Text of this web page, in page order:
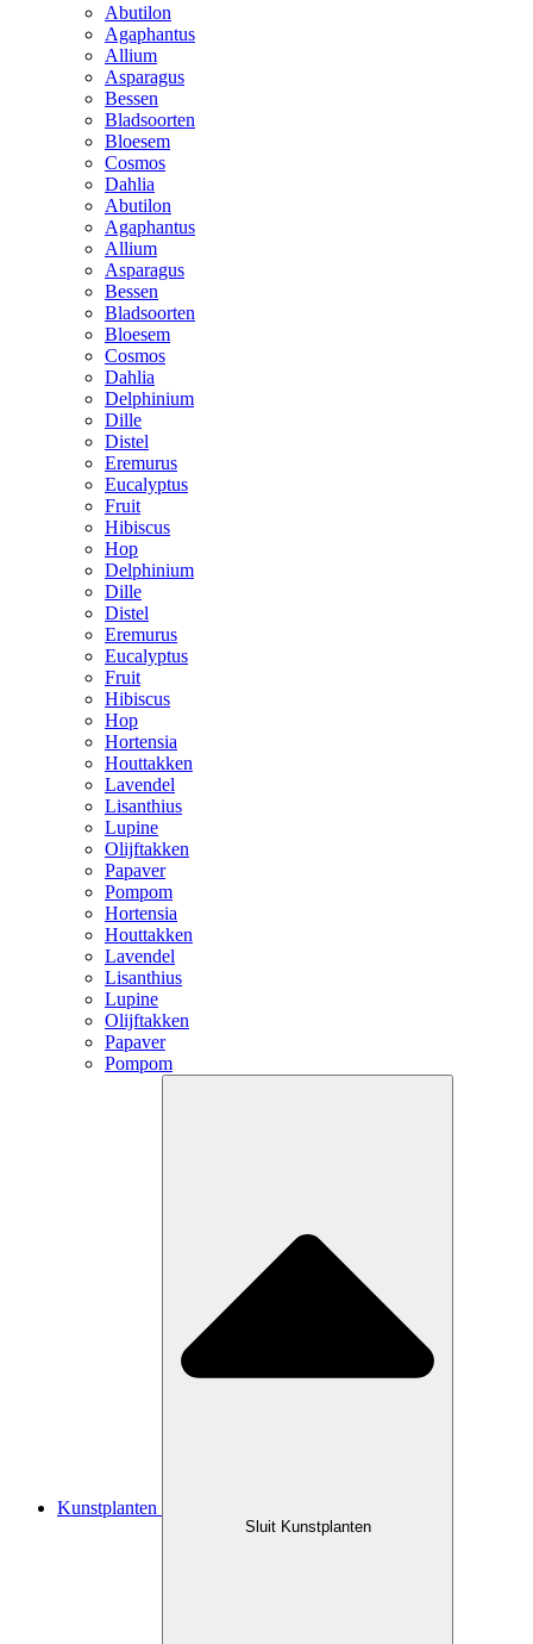
Abutilon
Agaphantus
Allium
Asparagus
Bessen
Bladsoorten
Bloesem
Cosmos
Dahlia
Abutilon
Agaphantus
Allium
Asparagus
Bessen
Bladsoorten
Bloesem
Cosmos
Dahlia
Delphinium
Dille
Distel
Eremurus
Eucalyptus
Fruit
Hibiscus
Hop
Delphinium
Dille
Distel
Eremurus
Eucalyptus
Fruit
Hibiscus
Hop
Hortensia
Houttakken
Lavendel
Lisanthius
Lupine
Olijftakken
Papaver
Pompom
Hortensia
Houttakken
Lavendel
Lisanthius
Lupine
Olijftakken
Papaver
Pompom
Kunstplanten
Sluit Kunstplanten